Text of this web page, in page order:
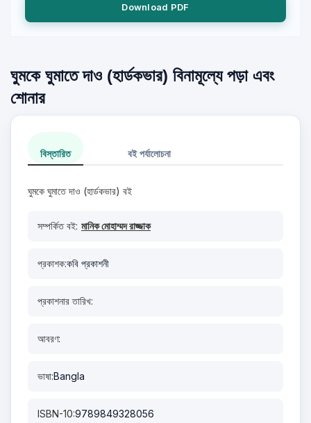
Download PDF
ঘুমকে ঘুমাতে দাও (হার্ডকভার) বিনামূল্যে পড়া এবং
শোনার
বিস্তারিত বই পর্যালোচনা
ঘুমকে ঘুমাতে দাও (হার্ডকভার) বই
সম্পর্কিত বই: মানিক মোহাম্মদ রাজ্জাক
প্রকাশক:কবি প্রকাশনী
প্রকাশনার তারিখ:
আবরণ:
ভাষা:Bangla
ISBN-10:9789849328056